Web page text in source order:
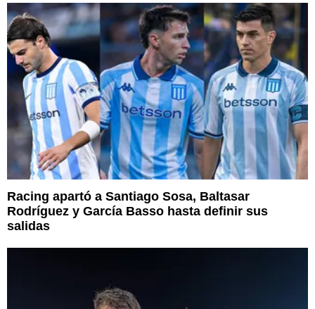
Racing apartó a Santiago Sosa, Baltasar
Rodríguez y García Basso hasta definir sus
salidas